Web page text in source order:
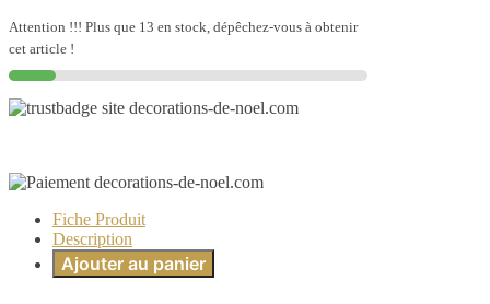
un
sapin
Attention !!! Plus que 13 en stock, dépêchez-vous à obtenir
cet article !
Fiche Produit
Description
Ajouter au panier